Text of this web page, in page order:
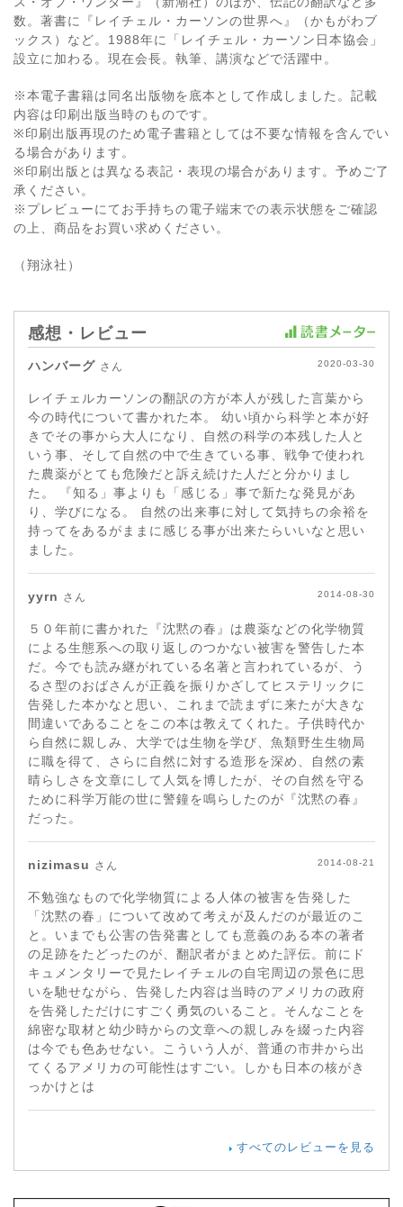
数。著書に『レイチェル・カーソンの世界へ』（かもがわブ
ックス）など。1988年に「レイチェル・カーソン日本協会」
設立に加わる。現在会長。執筆、講演などで活躍中。
※本電子書籍は同名出版物を底本として作成しました。記載
内容は印刷出版当時のものです。
※印刷出版再現のため電子書籍としては不要な情報を含んでい
る場合があります。
※印刷出版とは異なる表記・表現の場合があります。予めご了
承ください。
※プレビューにてお手持ちの電子端末での表示状態をご確認
の上、商品をお買い求めください。
（翔泳社）
感想・レビュー
ハンバーグ さん 2020-03-30
レイチェルカーソンの翻訳の方が本人が残した言葉から
今の時代について書かれた本。 幼い頃から科学と本が好
きでその事から大人になり、自然の科学の本残した人と
いう事、そして自然の中で生きている事、戦争で使われ
た農薬がとても危険だと訴え続けた人だと分かりまし
た。 『知る」事よりも「感じる」事で新たな発見があ
り、学びになる。 自然の出来事に対して気持ちの余裕を
持ってをあるがままに感じる事が出来たらいいなと思い
ました。
yyrn さん 2014-08-30
５０年前に書かれた『沈黙の春』は農薬などの化学物質
による生態系への取り返しのつかない被害を警告した本
だ。今でも読み継がれている名著と言われているが、う
るさ型のおばさんが正義を振りかざしてヒステリックに
告発した本かなと思い、これまで読まずに来たが大きな
間違いであることをこの本は教えてくれた。子供時代か
ら自然に親しみ、大学では生物を学び、魚類野生生物局
に職を得て、さらに自然に対する造形を深め、自然の素
晴らしさを文章にして人気を博したが、その自然を守る
ために科学万能の世に警鐘を鳴らしたのが『沈黙の春』
だった。
nizimasu さん 2014-08-21
不勉強なもので化学物質による人体の被害を告発した
「沈黙の春」について改めて考えが及んだのが最近のこ
と。いまでも公害の告発書としても意義のある本の著者
の足跡をたどったのが、翻訳者がまとめた評伝。前にド
キュメンタリーで見たレイチェルの自宅周辺の景色に思
いを馳せながら、告発した内容は当時のアメリカの政府
を告発しただけにすごく勇気のいること。そんなことを
綿密な取材と幼少時からの文章への親しみを綴った内容
は今でも色あせない。こういう人が、普通の市井から出
てくるアメリカの可能性はすごい。しかも日本の核がき
っかけとは
すべてのレビューを見る